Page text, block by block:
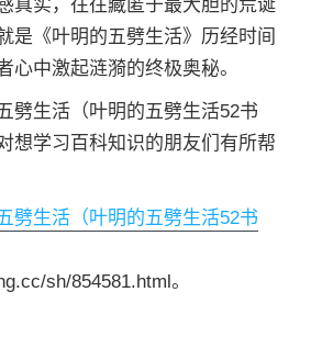
真实，往往藏匿于最大胆的荒诞
是《叶明的五劈生活》历经时间
心中激起涟漪的终极奥秘。
劈生活（叶明的五劈生活52书
想学习百科知识的朋友们有所帮
劈生活（叶明的五劈生活52书
sh/854581.html。